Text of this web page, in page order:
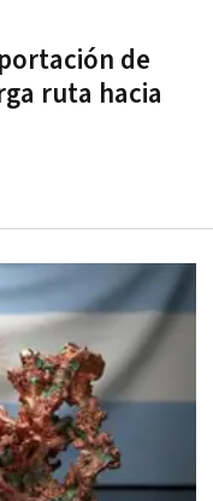
de
ruta hacia